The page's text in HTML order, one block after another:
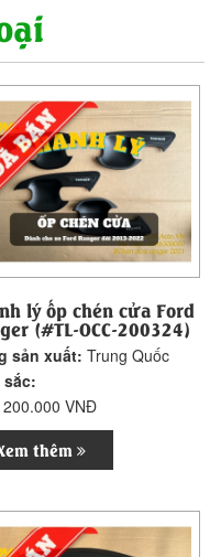
lý ốp chén cửa Ford
(#TL-OCC-200324)
sản xuất:Trung Quốc
sắc:
200.000 VNĐ
thêm